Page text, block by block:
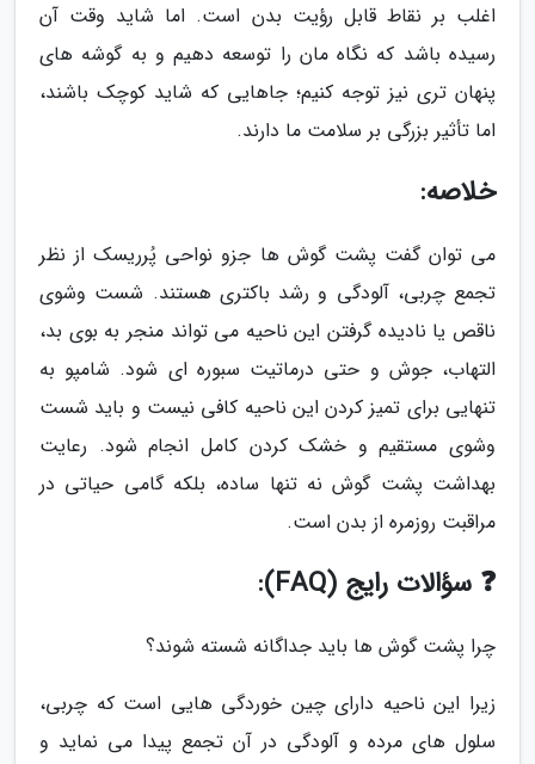
اغلب بر نقاط قابل رؤیت بدن است. اما شاید وقت آن
رسیده باشد که نگاه مان را توسعه دهیم و به گوشه های
پنهان تری نیز توجه کنیم؛ جاهایی که شاید کوچک باشند،
اما تأثیر بزرگی بر سلامت ما دارند.
خلاصه:
می توان گفت پشت گوش ها جزو نواحی پُرریسک از نظر
تجمع چربی، آلودگی و رشد باکتری هستند. شست وشوی
ناقص یا نادیده گرفتن این ناحیه می تواند منجر به بوی بد،
التهاب، جوش و حتی درماتیت سبوره ای شود. شامپو به
تنهایی برای تمیز کردن این ناحیه کافی نیست و باید شست
وشوی مستقیم و خشک کردن کامل انجام شود. رعایت
بهداشت پشت گوش نه تنها ساده، بلکه گامی حیاتی در
مراقبت روزمره از بدن است.
❓ سؤالات رایج (FAQ):
چرا پشت گوش ها باید جداگانه شسته شوند؟
زیرا این ناحیه دارای چین خوردگی هایی است که چربی،
سلول های مرده و آلودگی در آن تجمع پیدا می نماید و